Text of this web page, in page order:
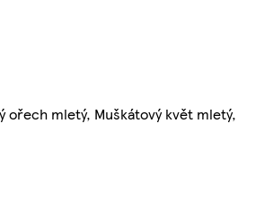
ořech mletý, Muškátový květ mletý,